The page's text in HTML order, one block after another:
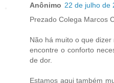
Anônimo 22 de julho de
Prezado Colega Marcos
Não há muito o que
encontre o conforto
de dor.
Estamos aqui também